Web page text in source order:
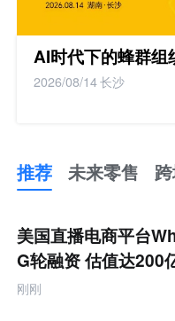
AI时代下的蜂群组
2026/08/14长沙
推荐 未来零售
未
来
零
售
跨
境
美国直播电商平台
G轮融资 估值达200
刚刚